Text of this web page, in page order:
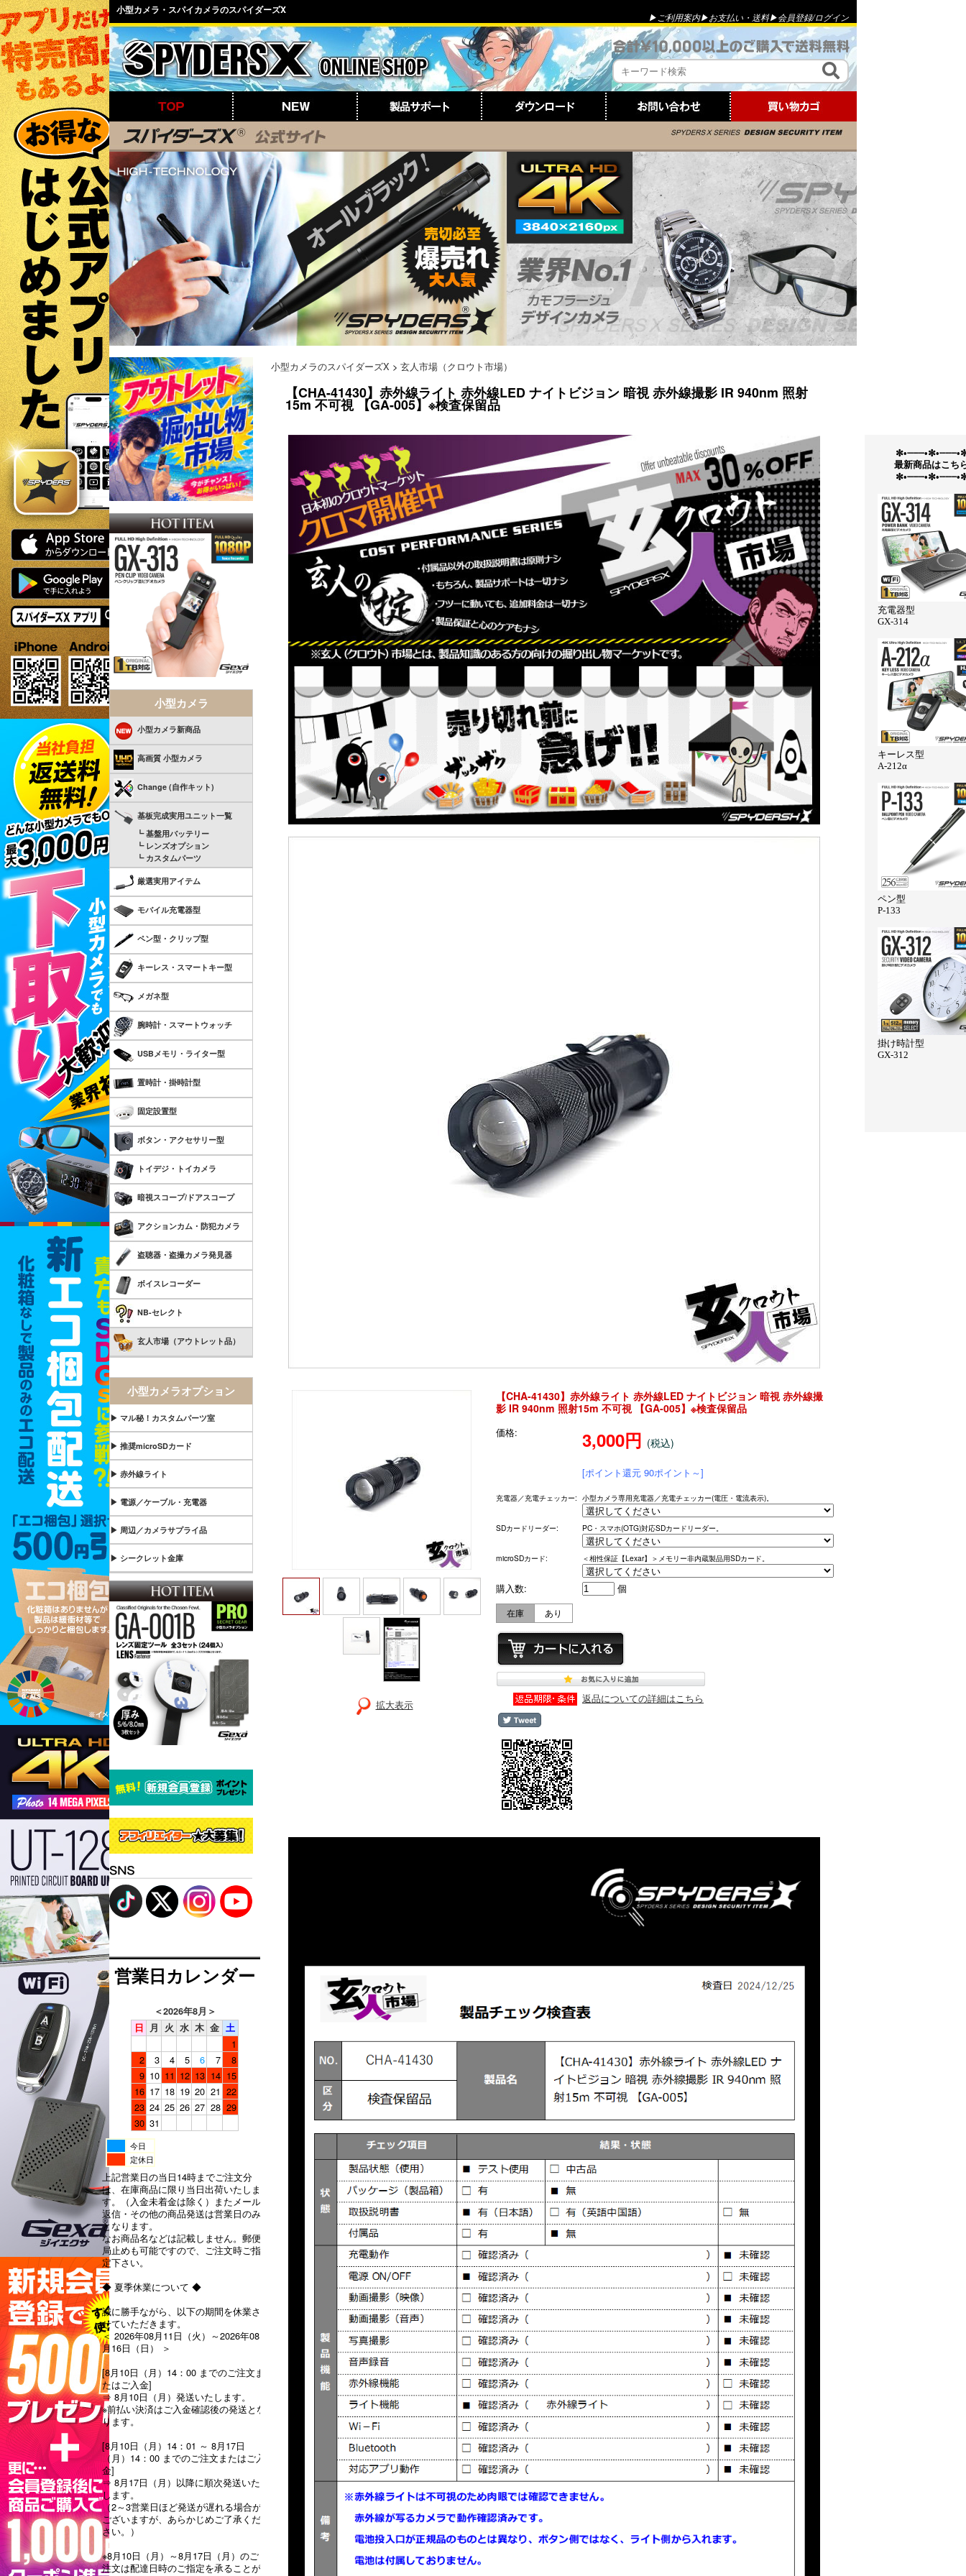
小型カメラ・スパイカメラのスパイダーズX
▶ご利用案内▶お支払い・送料▶会員登録/ログイン
小型カメラ
小型カメラ新商品
高画質 小型カメラ
Change (自作キット)
基板完成実用ユニット一覧
┗ 基盤用バッテリー
┗ レンズオプション
┗ カスタムパーツ
厳選実用アイテム
モバイル充電器型
ペン型・クリップ型
キーレス・スマートキー型
メガネ型
腕時計・スマートウォッチ
USBメモリ・ライター型
置時計・掛時計型
固定設置型
ボタン・アクセサリー型
トイデジ・トイカメラ
暗視スコープ/ドアスコープ
アクションカム・防犯カメラ
盗聴器・盗撮カメラ発見器
ボイスレコーダー
NB-セレクト
玄人市場（アウトレット品）
小型カメラオプション
▶ マル秘！カスタムパーツ室
▶ 推奨microSDカード
▶ 赤外線ライト
▶ 電源／ケーブル・充電器
▶ 周辺／カメラサプライ品
▶ シークレット金庫
営業日カレンダー
＜2026年8月 ＞
日
月 火 水 木 金 土
1
2
3 4 5 6 7
8
9 10 11 12 13 14 15
16 17 18 19 20 21 22
23 24 25 26 27 28 29
30 31
今日
定休日
上記営業日の当日14時までご注文分
は、在庫商品に限り当日出荷いたしま
す。（入金未着金は除く）またメール
返信・その他の商品発送は営業日のみ
となります。
なお商品名などは記載しません。郵便
局止めも可能ですので、ご注文時ご指
定下さい。
◆ 夏季休業について ◆
誠に勝手ながら、以下の期間を休業さ
せていただきます。
＜ 2026年08月11日（火）～2026年08
月16日（日） ＞
[8月10日（月）14：00 までのご注文ま
たはご入金]
⇒ 8月10日（月）発送いたします。
※前払い決済はご入金確認後の発送とな
ります。
[8月10日（月）14：01 ～ 8月17日
（月）14：00 までのご注文またはご入
金]
⇒ 8月17日（月）以降に順次発送いた
します。
（2～3営業日ほど発送が遅れる場合が
ございますが、あらかじめご了承くだ
さい。）
※8月10日（月）～8月17日（月）のご
注文は配達日時のご指定を承ることが
小型カメラのスパイダーズX > 玄人市場（クロウト市場）
【CHA-41430】赤外線ライト 赤外線LED ナイトビジョン 暗視 赤外線撮影 IR 940nm 照射
15m 不可視 【GA-005】※検査保留品
拡大表示
【CHA-41430】赤外線ライト 赤外線LED ナイトビジョン 暗視 赤外線撮
影 IR 940nm 照射15m 不可視 【GA-005】※検査保留品
価格: 3,000円 (税込)
[ポイント還元 90ポイント～]
充電器／充電チェッカー: 小型カメラ専用充電器／充電チェッカー(電圧・電流表示)。
SDカードリーダー: PC・スマホ(OTG)対応SDカードリーダー。
microSDカード: ＜相性保証【Lexar】＞メモリー非内蔵製品用SDカード。
購入数: 個
在庫 あり
返品についての詳細はこちら